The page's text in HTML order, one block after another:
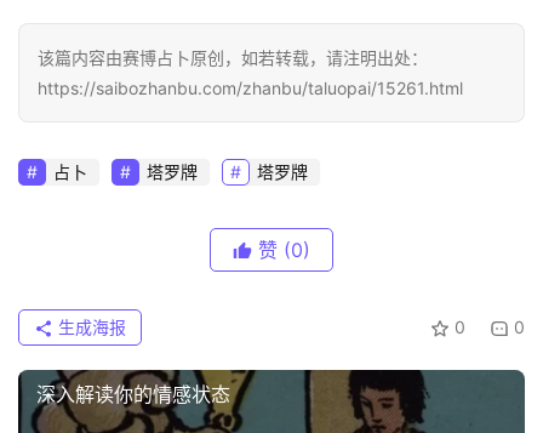
该篇内容由赛博占卜原创，如若转载，请注明出处：
https://saibozhanbu.com/zhanbu/taluopai/15261.html
占卜 塔罗牌 塔罗牌
赞 (0)
0 0
生成海报
深入解读你的情感状态